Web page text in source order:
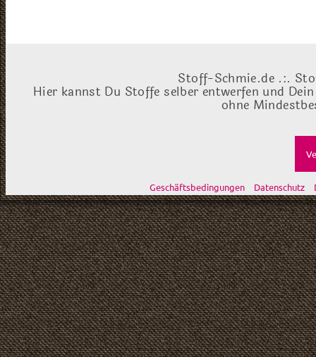
Stoff-Schmie.de .:.
Hier kannst Du Stoffe selber entwerfen und
ohne
Geschäftsbedingungen Datenschutz